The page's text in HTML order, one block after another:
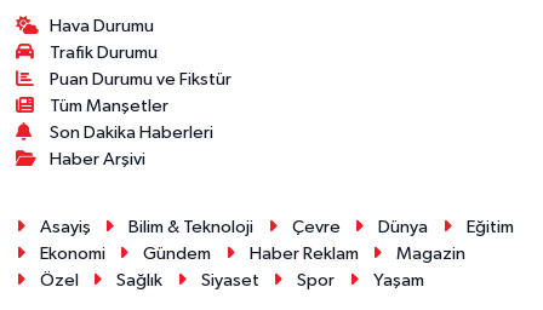
Hava Durumu
Trafik Durumu
Puan Durumu ve Fikstür
Tüm Manşetler
Son Dakika Haberleri
Haber Arşivi
Asayiş Bilim & Teknoloji Çevre Dünya
Eğitim
Ekonomi
Gündem Haber Reklam
Magazin
Özel
Sağlık Siyaset Spor Yaşam